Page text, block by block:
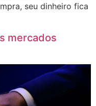
seu dinheiro fica
mercados